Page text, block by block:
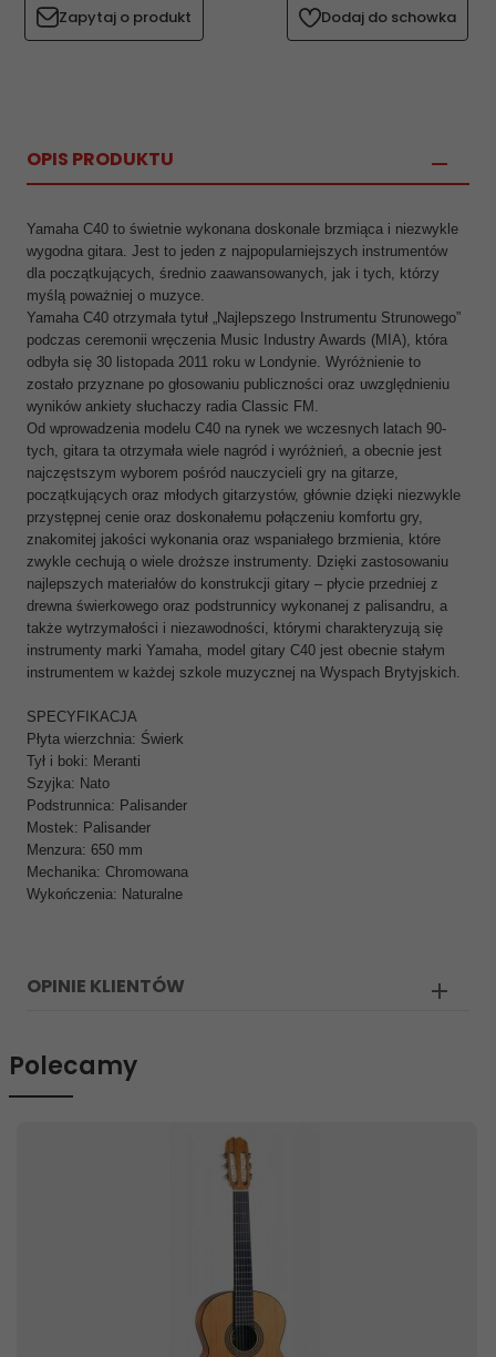
Zapytaj o produkt Dodaj do schowka
OPIS PRODUKTU
Yamaha C40 to świetnie wykonana doskonale brzmiąca i niezwykle
wygodna gitara. Jest to jeden z najpopularniejszych instrumentów
dla początkujących, średnio zaawansowanych, jak i tych, którzy
myślą poważniej o muzyce.
Yamaha C40 otrzymała tytuł „Najlepszego Instrumentu Strunowego”
podczas ceremonii wręczenia Music Industry Awards (MIA), która
odbyła się 30 listopada 2011 roku w Londynie. Wyróżnienie to
zostało przyznane po głosowaniu publiczności oraz uwzględnieniu
wyników ankiety słuchaczy radia Classic FM.
Od wprowadzenia modelu C40 na rynek we wczesnych latach 90-
tych, gitara ta otrzymała wiele nagród i wyróżnień, a obecnie jest
najczęstszym wyborem pośród nauczycieli gry na gitarze,
początkujących oraz młodych gitarzystów, głównie dzięki niezwykle
przystępnej cenie oraz doskonałemu połączeniu komfortu gry,
znakomitej jakości wykonania oraz wspaniałego brzmienia, które
zwykle cechują o wiele droższe instrumenty. Dzięki zastosowaniu
najlepszych materiałów do konstrukcji gitary – płycie przedniej z
drewna świerkowego oraz podstrunnicy wykonanej z palisandru, a
także wytrzymałości i niezawodności, którymi charakteryzują się
instrumenty marki Yamaha, model gitary C40 jest obecnie stałym
instrumentem w każdej szkole muzycznej na Wyspach Brytyjskich.
SPECYFIKACJA
Płyta wierzchnia: Świerk
Tył i boki: Meranti
Szyjka: Nato
Podstrunnica: Palisander
Mostek: Palisander
Menzura: 650 mm
Mechanika: Chromowana
Wykończenia: Naturalne
OPINIE KLIENTÓW
Polecamy